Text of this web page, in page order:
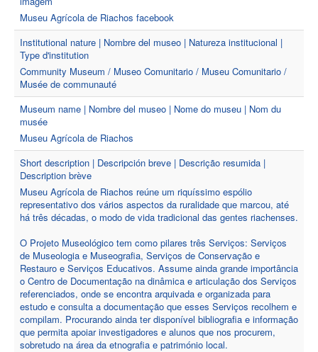
Museu Agrícola de Riachos facebook
Institutional nature | Nombre del museo | Natureza institucional |
Type d'institution
Community Museum / Museo Comunitario / Museu Comunitario /
Musée de communauté
Museum name | Nombre del museo | Nome do museu | Nom du
musée
Museu Agrícola de Riachos
Short description | Descripción breve | Descrição resumida |
Description brève
Museu Agrícola de Riachos reúne um riquíssimo espólio
representativo dos vários aspectos da ruralidade que marcou, até
há três décadas, o modo de vida tradicional das gentes riachenses.
O Projeto Museológico tem como pilares três Serviços: Serviços
de Museologia e Museografia, Serviços de Conservação e
Restauro e Serviços Educativos. Assume ainda grande importância
o Centro de Documentação na dinâmica e articulação dos Serviços
referenciados, onde se encontra arquivada e organizada para
estudo e consulta a documentação que esses Serviços recolhem e
compilam. Procurando ainda ter disponível bibliografia e informação
que permita apoiar investigadores e alunos que nos procurem,
sobretudo na área da etnografia e património local.